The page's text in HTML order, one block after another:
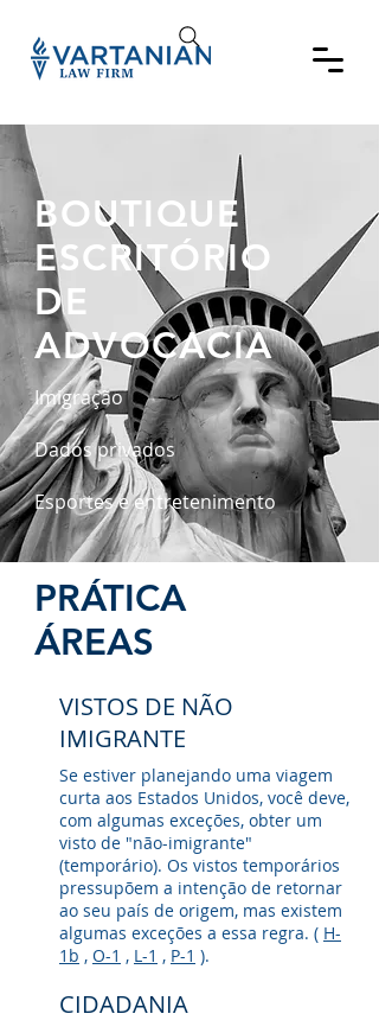
BOUTIQUE
ESCRITÓRIO
DE
ADVOCACIA
Imigração
Dados privados
Esportes e entretenimento
PRÁTICA
ÁREAS
VISTOS DE NÃO
IMIGRANTE
Se estiver planejando uma viagem
curta aos Estados Unidos, você deve,
com algumas exceções, obter um
visto de "não-imigrante"
(temporário). Os vistos temporários
pressupõem a intenção de retornar
ao seu país de origem, mas existem
algumas exceções a essa regra. ( H-
1b , O-1 , L-1 , P-1 ).
CIDADANIA